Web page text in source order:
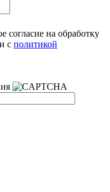
согласие на обработку
с политикой